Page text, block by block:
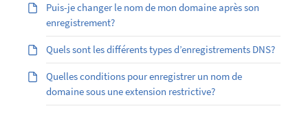
Puis-je changer le nom de mon domaine après son
enregistrement?
Quels sont les différents types d’enregistrements DNS?
Quelles conditions pour enregistrer un nom de
domaine sous une extension restrictive?